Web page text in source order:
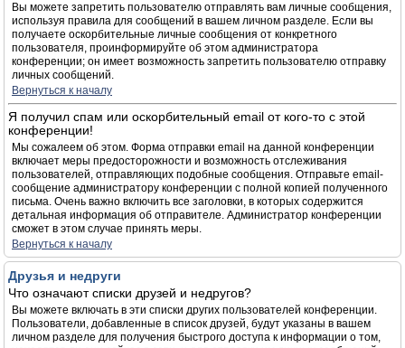
Вы можете запретить пользователю отправлять вам личные сообщения,
используя правила для сообщений в вашем личном разделе. Если вы
получаете оскорбительные личные сообщения от конкретного
пользователя, проинформируйте об этом администратора
конференции; он имеет возможность запретить пользователю отправку
личных сообщений.
Вернуться к началу
Я получил спам или оскорбительный email от кого-то с этой
конференции!
Мы сожалеем об этом. Форма отправки email на данной конференции
включает меры предосторожности и возможность отслеживания
пользователей, отправляющих подобные сообщения. Отправьте email-
сообщение администратору конференции с полной копией полученного
письма. Очень важно включить все заголовки, в которых содержится
детальная информация об отправителе. Администратор конференции
сможет в этом случае принять меры.
Вернуться к началу
Друзья и недруги
Что означают списки друзей и недругов?
Вы можете включать в эти списки других пользователей конференции.
Пользователи, добавленные в список друзей, будут указаны в вашем
личном разделе для получения быстрого доступа к информации о том,